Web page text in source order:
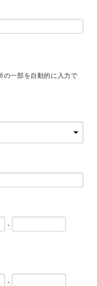
の一部を自動的に入力で
-
-